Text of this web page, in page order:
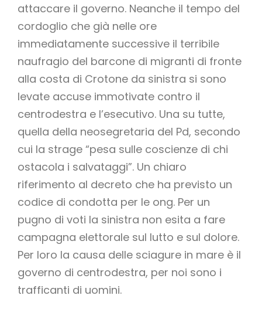
attaccare il governo. Neanche il tempo del
cordoglio che già nelle ore
immediatamente successive il terribile
naufragio del barcone di migranti di fronte
alla costa di Crotone da sinistra si sono
levate accuse immotivate contro il
centrodestra e l’esecutivo. Una su tutte,
quella della neosegretaria del Pd, secondo
cui la strage “pesa sulle coscienze di chi
ostacola i salvataggi”. Un chiaro
riferimento al decreto che ha previsto un
codice di condotta per le ong. Per un
pugno di voti la sinistra non esita a fare
campagna elettorale sul lutto e sul dolore.
Per loro la causa delle sciagure in mare è il
governo di centrodestra, per noi sono i
trafficanti di uomini.